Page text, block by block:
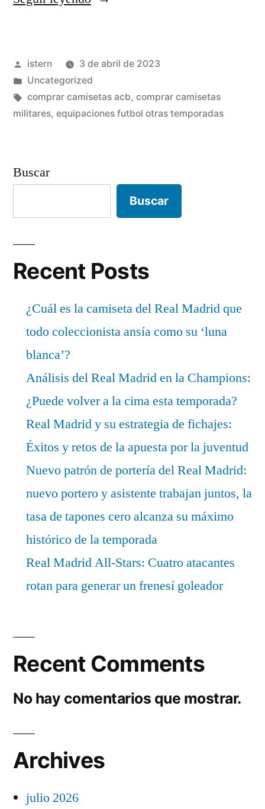
Publicado
por
istern
3 de abril de 2023
Publicado
en
Uncategorized
Etiquetas:
comprar camisetas acb, comprar camisetas
militares, equipaciones futbol otras temporadas
Buscar
Buscar
Recent Posts
¿Cuál es la camiseta del Real Madrid que
todo coleccionista ansía como su ‘luna
blanca’?
Análisis del Real Madrid en la Champions:
¿Puede volver a la cima esta temporada?
Real Madrid y su estrategia de fichajes:
Éxitos y retos de la apuesta por la juventud
Nuevo patrón de portería del Real Madrid:
nuevo portero y asistente trabajan juntos, la
tasa de tapones cero alcanza su máximo
histórico de la temporada
Real Madrid All-Stars: Cuatro atacantes
rotan para generar un frenesí goleador
Recent Comments
No hay comentarios que mostrar.
Archives
julio 2026